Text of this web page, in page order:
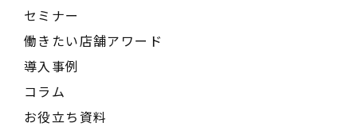
セミナー
働きたい店舗アワード
導入事例
コラム
お役立ち資料